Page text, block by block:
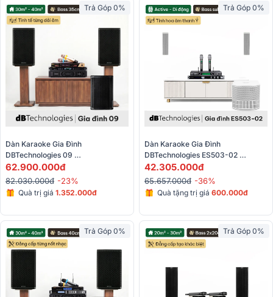
Trả Góp 0%
Dàn Karaoke Gia Đình
DBTechnologies 09
(dBTechnologies LVX P12,
Audiocenter CT2400, BIK BPR-
5800, Sub612, BIK BJ-U600)
62.900.000đ
82.030.000đ -23%
Quà trị giá 1.352.000đ
Trả Góp 0%
Dàn Karaoke Gia Đình
DBTechnologies ES503-02
(dBTechnologies ES 503, JBL
KX180A, Baiervires 790S)
42.305.000đ
65.657.000đ -36%
Quà tặng trị giá 600.000đ
Trả Góp 0% Trả Góp 0%